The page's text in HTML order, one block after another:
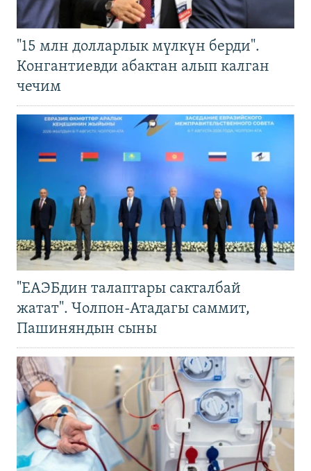
"15 млн долларлык мүлкүн берди".
Конгантиевди абактан алып калган
чечим
"ЕАЭБдин талаптары сакталбай
жатат". Чолпон-Атадагы саммит,
Пашиняндын сыны